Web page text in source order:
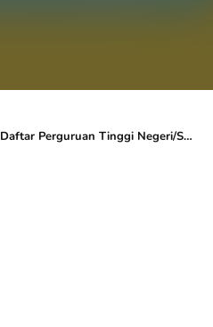
Daftar Perguruan Tinggi Negeri/Swasta di Kepulauan Riau